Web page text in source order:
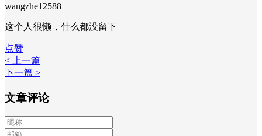
wangzhe12588
这个人很懒，什么都没留下
点赞
< 上一篇
下一篇 >
文章评论